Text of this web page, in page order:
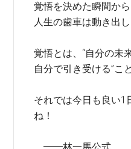
覚悟を決めた瞬間から
人生の歯車は動き出し
覚悟とは、“自分の未
自分で引き受ける”こ
それでは今日も良い1
ね！